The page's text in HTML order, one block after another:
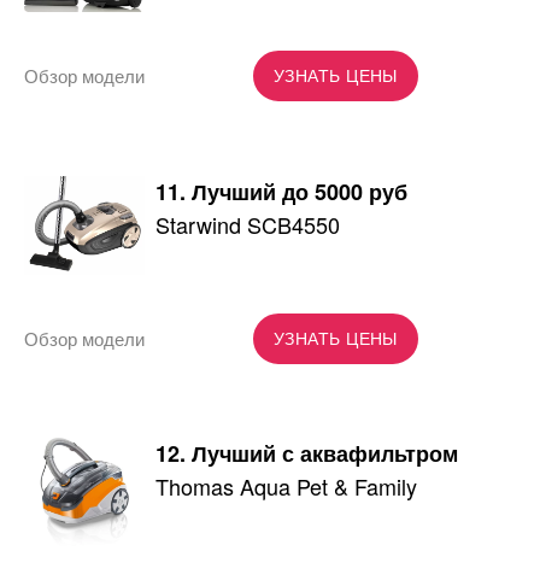
УЗНАТЬ ЦЕНЫ
Обзор модели
11. Лучший до 5000 руб
Starwind SCB4550
УЗНАТЬ ЦЕНЫ
Обзор модели
12. Лучший с аквафильтром
Thomas Aqua Pet & Family